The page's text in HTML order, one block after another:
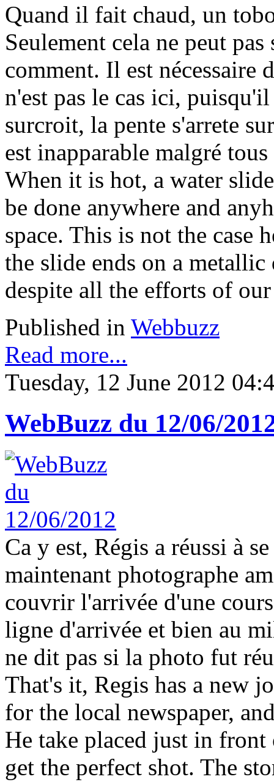
Quand il fait chaud, un
Seulement cela ne peut
comment. Il est nécessaire
n'est pas le cas ici,
surcroit, la pente s'arrete
est inapparable malgré
When it is hot, a water
be done anywhere and
space. This is not the case
the slide ends on a
despite all the efforts of
Published in Webbuzz
Read more...
Tuesday, 12 June 2012
WebBuzz du 12/06/
Ca y est, Régis a réussi à
maintenant photographe
couvrir l'arrivée d'une
ligne d'arrivée et bien au
ne dit pas si la photo fut
That's it, Regis has a new
for the local newspaper,
He take placed just in
get the perfect shot. The